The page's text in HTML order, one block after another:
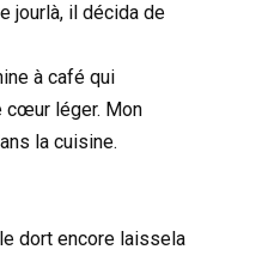
jourlà, il décida de
à café qui
cœur léger. Mon
la cuisine.
dort encore laissela